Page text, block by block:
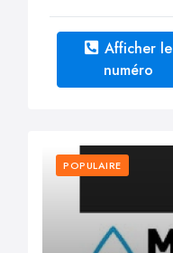
Afficher le
numéro
POPULAIRE